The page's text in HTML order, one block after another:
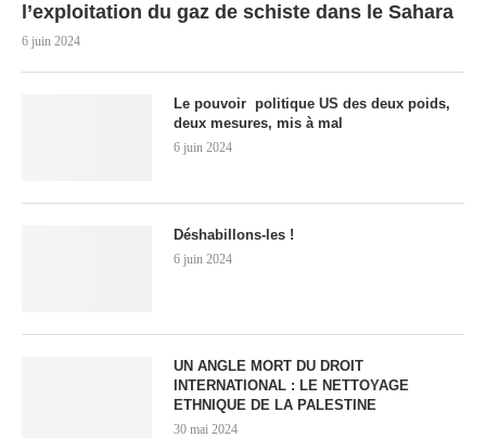
l’exploitation du gaz de schiste dans le Sahara
6 juin 2024
Le pouvoir politique US des deux poids,
deux mesures, mis à mal
6 juin 2024
Déshabillons-les !
6 juin 2024
UN ANGLE MORT DU DROIT
INTERNATIONAL : LE NETTOYAGE
ETHNIQUE DE LA PALESTINE
30 mai 2024